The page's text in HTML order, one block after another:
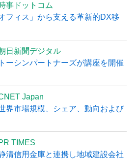
事ドットコム
フィス」から支える革新的DX移
日新聞デジタル
ーシンパートナーズが講座を開催
Japan
界市場規模、シェア、動向および
TIMES
清信用金庫と連携し地域建設会社